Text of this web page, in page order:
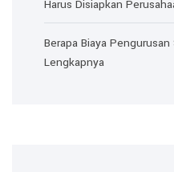
Harus Disiapkan
Berapa Biaya
Lengkapnya